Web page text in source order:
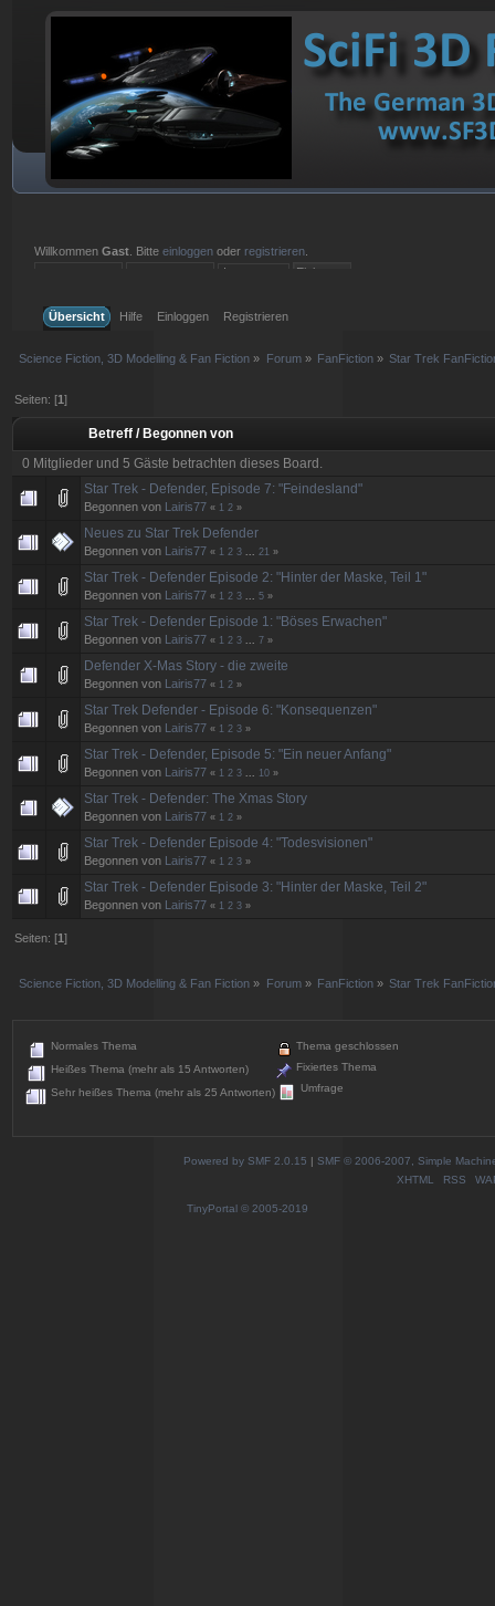
WillkommenGast . Bitteeinloggen oder registrieren
Übersicht
Hilfe Einloggen Registrieren
Science Fiction, 3D Modelling & Fan Fiction » Forum» FanFiction » Star Trek
Seiten: [1]
Betreff / Begonnen von
0 Mitglieder und 5 Gäste betrachten dieses Board.
Star Trek - Defender, Episode 7: "Feindesland"
Begonnen von Lairis77 « 1 2 »
Neues zu Star Trek Defender
Begonnen von Lairis77 « 1 2 3 ...21 »
Star Trek - Defender Episode 2: "Hinter der Maske, Teil 1"
Begonnen von Lairis77 « 1 2 3 ...5 »
Star Trek - Defender Episode 1: "Böses Erwachen"
Begonnen von Lairis77 « 1 2 3 ...7 »
Defender X-Mas Story - die zweite
Begonnen von Lairis77 « 1 2 »
Star Trek Defender - Episode 6: "Konsequenzen"
Begonnen von Lairis77 « 1 2 3 »
Star Trek - Defender, Episode 5: "Ein neuer Anfang"
Begonnen von Lairis77 « 1 2 3 ... 10 »
Star Trek - Defender: The Xmas Story
Begonnen von Lairis77 « 1 2 »
Star Trek - Defender Episode 4: "Todesvisionen"
Begonnen von Lairis77 « 1 2 3 »
Star Trek - Defender Episode 3: "Hinter der Maske, Teil 2"
Begonnen von Lairis77 « 1 2 3 »
Seiten: [1]
Science Fiction, 3D Modelling & Fan Fiction » Forum» FanFiction » Star Trek
Normales Thema
Heißes Thema (mehr als 15 Antworten)
Sehr heißes Thema (mehr als 25 Antworten)
Thema geschlossen
Fixiertes Thema
Umfrage
Powered by SMF 2.0.15 | SMF © 2006-2007, Simple
XHTML
RSS
TinyPortal © 2005-2019